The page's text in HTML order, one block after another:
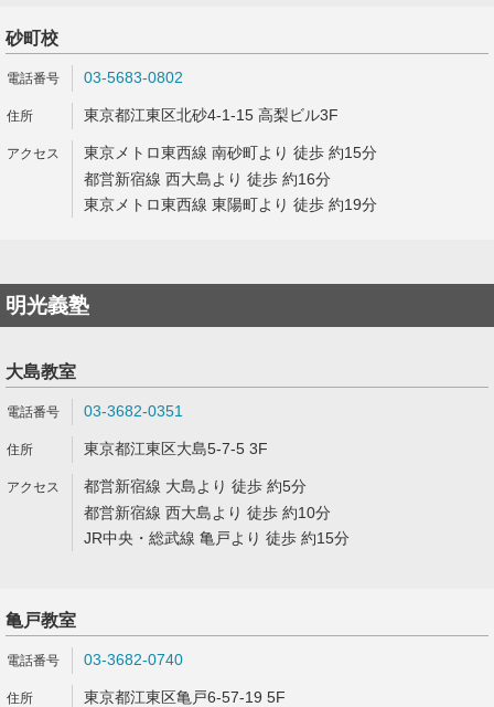
砂町校
03-5683-0802
東京都江東区北砂4-1-15 高梨ビル3F
東京メトロ東西線 南砂町より 徒歩 約15分
都営新宿線 西大島より 徒歩 約16分
東京メトロ東西線 東陽町より 徒歩 約19分
明光義塾
大島教室
03-3682-0351
東京都江東区大島5-7-5 3F
都営新宿線 大島より 徒歩 約5分
都営新宿線 西大島より 徒歩 約10分
JR中央・総武線 亀戸より 徒歩 約15分
亀戸教室
03-3682-0740
東京都江東区亀戸6-57-19 5F